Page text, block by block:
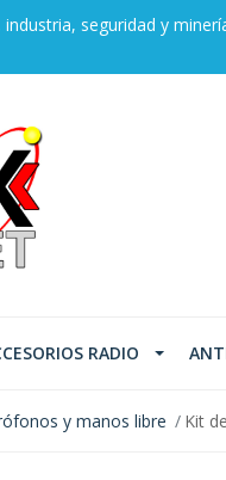
industria, seguridad y
RADIO
y manos libre Kit